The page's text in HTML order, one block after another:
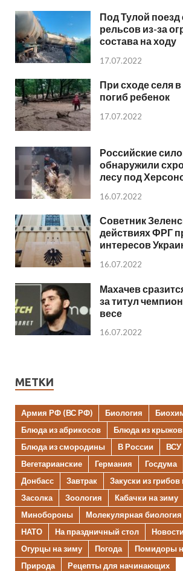
Под Тулой поезд
рельсов из-за
состава на ходу
17.07.2022
При сходе селя
погиб ребенок
17.07.2022
Российские
обнаружили
лесу под
16.07.2022
Советник
действиях ФРГ
интересов
16.07.2022
Махачев
за титул
весе
16.07.2022
МЕТКИ
Армия РФ (ВС РФ) Биология
Блюда из абрикосов
Блюда из
Блюда из смородины
В России ВСУ
Вегетарианские
Германия Госдума
Донбасс
Завтрак
Закуски из
Засолка
Зоология Кабачки на зиму
Минобороны
Молекулярная биология
НАТО
На праздничный стол
Огурцы на зиму
Погода Помидоры
Природа
Рецепты для начинающих